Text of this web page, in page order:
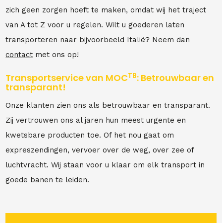
zich geen zorgen hoeft te maken, omdat wij het traject
van A tot Z voor u regelen. Wilt u goederen laten
transporteren naar bijvoorbeeld Italië? Neem dan
contact met ons op!
Transportservice van MOCTB: Betrouwbaar en
transparant!
Onze klanten zien ons als betrouwbaar en transparant.
Zij vertrouwen ons al jaren hun meest urgente en
kwetsbare producten toe. Of het nou gaat om
expreszendingen, vervoer over de weg, over zee of
luchtvracht. Wij staan voor u klaar om elk transport in
goede banen te leiden.